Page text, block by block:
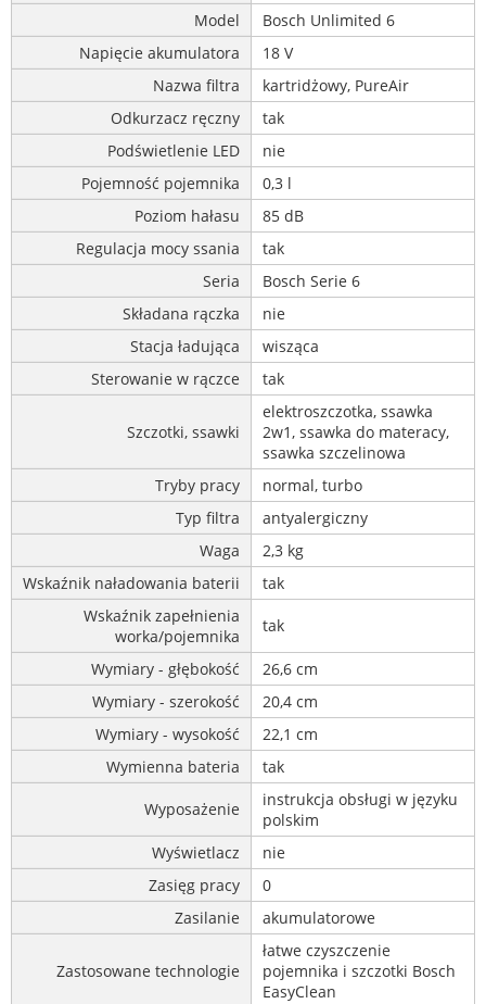
Model
Bosch Unlimited 6
Napięcie akumulatora
18 V
Nazwa filtra
kartridżowy, PureAir
Odkurzacz ręczny
tak
Podświetlenie LED
nie
Pojemność pojemnika
0,3 l
Poziom hałasu
85 dB
Regulacja mocy ssania
tak
Seria
Bosch Serie 6
Składana rączka
nie
Stacja ładująca
wisząca
Sterowanie w rączce
tak
Szczotki, ssawki
elektroszczotka, ssawka
2w1, ssawka do materacy,
ssawka szczelinowa
Tryby pracy
normal, turbo
Typ filtra
antyalergiczny
Waga
2,3 kg
Wskaźnik naładowania baterii
tak
Wskaźnik zapełnienia
worka/pojemnika
tak
Wymiary - głębokość
26,6 cm
Wymiary - szerokość
20,4 cm
Wymiary - wysokość
22,1 cm
Wymienna bateria
tak
Wyposażenie
instrukcja obsługi w języku
polskim
Wyświetlacz
nie
Zasięg pracy
0
Zasilanie
akumulatorowe
Zastosowane technologie
łatwe czyszczenie
pojemnika i szczotki Bosch
EasyClean